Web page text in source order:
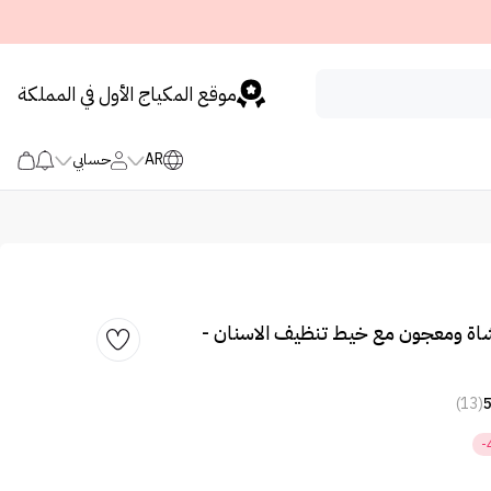
موقع المكياج الأول في المملكة
AR حسابي
ومعجون مع خيط تنظيف الاسنان -
5
(13)
-